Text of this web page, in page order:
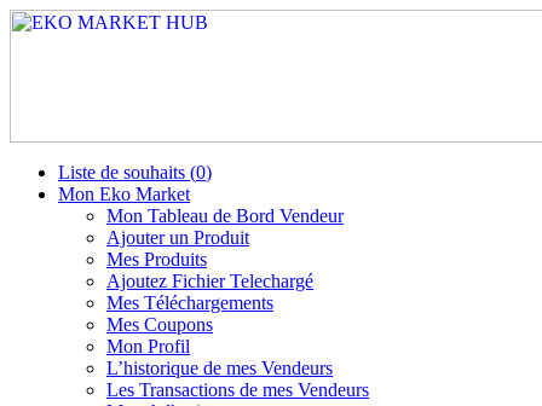
Liste de souhaits (0)
Mon Eko Market
Mon Tableau de Bord Vendeur
Ajouter un Produit
Mes Produits
Ajoutez Fichier Telechargé
Mes Téléchargements
Mes Coupons
Mon Profil
L’historique de mes Vendeurs
Les Transactions de mes Vendeurs